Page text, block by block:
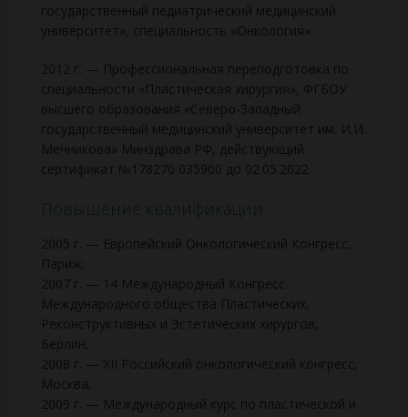
государственный педиатрический медицинский
университет», специальность «Онкология»
2012 г. — Профессиональная переподготовка по
специальности «Пластическая хирургия», ФГБОУ
высшего образования «Северо-Западный
государственный медицинский университет им. И.И.
Мечникова» Минздрава РФ, действующий
сертификат №178270 035900 до 02.05.2022
Повышение квалификации
2005 г. — Европейский Онкологический Конгресс,
Париж;
2007 г. — 14 Международный Конгресс
Международного общества Пластических,
Реконструктивных и Эстетических хирургов,
Берлин;
2008 г. — XII Российский онкологический конгресс,
Москва;
2009 г. — Международный курс по пластической и